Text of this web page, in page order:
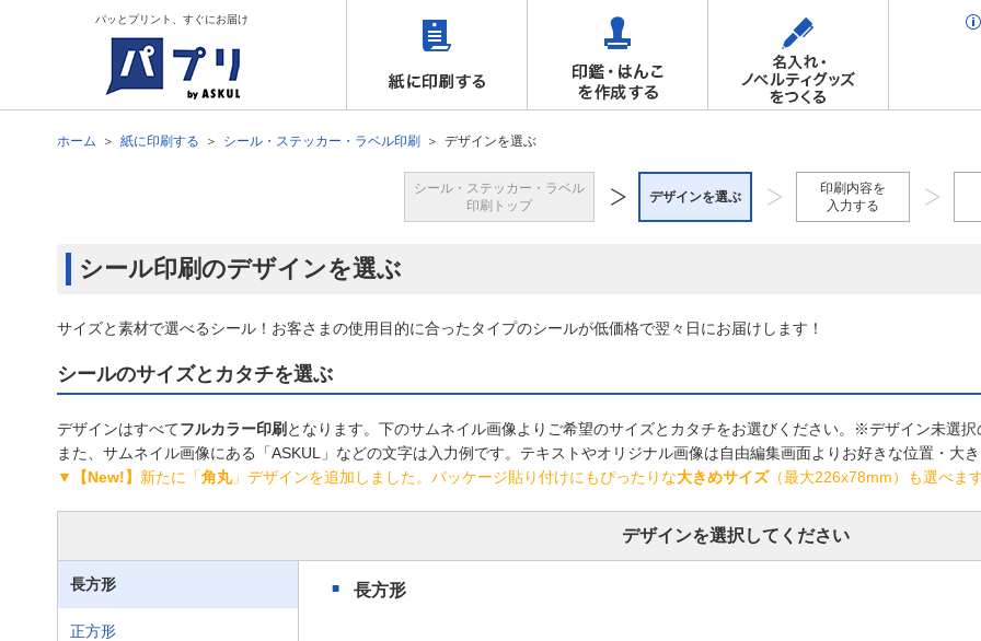
パッとプリント、すぐにお届け
ホーム 紙に印刷する シール・ステッカー・ラベル印刷 デザインを選ぶ
シール・ステッカー・ラベル
印刷トップ
デザインを選ぶ
印刷内容を
入力する
シール印刷のデザインを選ぶ
サイズと素材で選べるシール！お客さまの使用目的に合ったタイプのシールが低価格で翌々日にお届けします！
シールのサイズとカタチを選ぶ
デザインはすべてフルカラー印刷 となります。下のサムネイル画像よりご希望のサイズとカタチをお選びください。※デザイン未選択
また、サムネイル画像にある「ASKUL」などの文字は入力例です。テキストやオリジナル画像は自由編集画面よりお好きな位置・大き
▼【New!】 新たに「角丸」デザインを追加しました。パッケージ貼り付けにもぴったりな大きめサイズ（最大226x78mm）も選べま
デザインを選択してください
長方形
正方形
長方形